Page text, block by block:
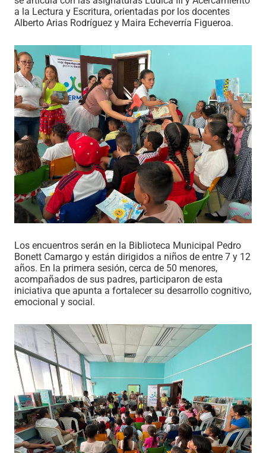
a la Lectura y Escritura, orientadas por los docentes
Alberto Arias Rodríguez y Maira Echeverría Figueroa.
Los encuentros serán en la Biblioteca Municipal Pedro
Bonett Camargo y están dirigidos a niños de entre 7 y 12
años. En la primera sesión, cerca de 50 menores,
acompañados de sus padres, participaron de esta
iniciativa que apunta a fortalecer su desarrollo cognitivo,
emocional y social.